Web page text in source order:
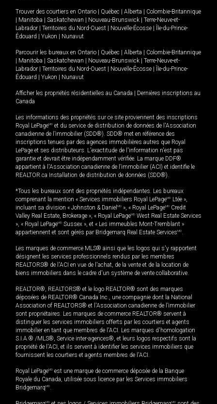
Trouver des courtiers en Ontario Québec Alberta
Colombie-Britannique
Manitoba Saskatchewan Nouveau-Brunswick
Terre-Neuve-et-
Labrador
Territoires du Nord-Ouest Nouvelle-Écosse
Île-du-Prince-
Édouard
Yukon Nunavut
Parcourir les bureaux en Ontario Québec Alberta
Colombie-Britannique
Manitoba Saskatchewan Nouveau-Brunswick
Terre-Neuve-et-
Labrador
Territoires du Nord-Ouest Nouvelle-Écosse
Île-du-Prince-
Édouard
Yukon Nunavut
Afficher les propriétés résidentielles au Canada
Dernières inscriptions au
Canada
Les informations des propriétés sur ce site proviennent des inscriptions
Royal LePageMD et du service de distribution de données de l'Association
canadienne de l’immobilier (SDD®). SDD® met en référence des
inscriptions tenues par des agences immobilières autres que Royal
LePage et ses distributeurs. L'exactitude de l'information n'est pas
garantie et devrait être indépendamment vérifiée. La marque DDF®
appartient à l'Association canadienne de l’immobilier (ACI) et identifie le
REALTOR.ca Installation de distribution de données (SDD®).
*Tous les bureaux sont des propriétés indépendantes. Les bureaux
comprenant la mention « Services immobiliers Royal LePageMD Ltée »,
incluant sa division « Johnston & Daniel MD », « Royal LePageMD Credit
Valley Real Estate, Brokerage », « Royal LePageMD West Real Estate Services
», « Royal LePageMD Sussex », et « Les immeubles Mont-Tremblant »
appartiennent et sont gérés par Bridgemarq Real Estate ServicesMD.
Les marques de commerce MLS® ainsi que les logos qui s'y rapportent
désignent les services professionnels rendus par les membres
REALTORS® de l'ACI en vue de l'achat, de la vente et de la location de
biens immobiliers dans le cadre d'un système de vente collaborative.
REALTOR®, REALTORS® et le logo REALTOR® sont des marques
déposées de REALTOR® Canada Inc., une compagnie dont la National
Association of REALTORS® et l'Association canadienne de l’immobilier
sont propriétaires. Les marques de commerce REALTOR® servent à
distinguer les services immobiliers offerts par les courtiers et agents
immobilier en tant que membres de l'ACI. Les marques d'homologation
S.I.A.® /MLS®, Service inter-agences®, et leurs logos respectifs sont la
propriété de l'ACI, et ils servent à identifier les services immobiliers que
fournissent les courtiers et agents membres de l'ACI.
Royal LePageMD est une marque de commerce déposée de la Banque
Royale du Canada, utilisée sous licence par les Services immobiliers
BridgemarqMD.
MD MD